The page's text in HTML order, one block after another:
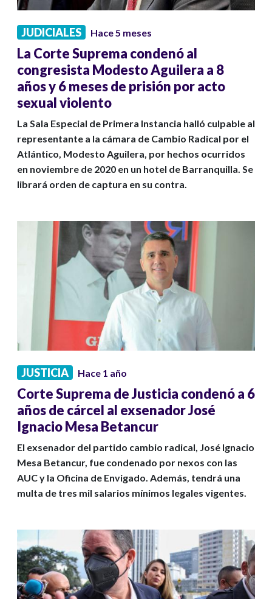
JUDICIALES Hace 5 meses
La Corte Suprema condenó al
congresista Modesto Aguilera a 8
años y 6 meses de prisión por acto
sexual violento
La Sala Especial de Primera Instancia halló culpable al
representante a la cámara de Cambio Radical por el
Atlántico, Modesto Aguilera, por hechos ocurridos
en noviembre de 2020 en un hotel de Barranquilla. Se
librará orden de captura en su contra.
JUSTICIA Hace 1 año
Corte Suprema de Justicia condenó a 6
años de cárcel al exsenador José
Ignacio Mesa Betancur
El exsenador del partido cambio radical, José Ignacio
Mesa Betancur, fue condenado por nexos con las
AUC y la Oficina de Envigado. Además, tendrá una
multa de tres mil salarios mínimos legales vigentes.